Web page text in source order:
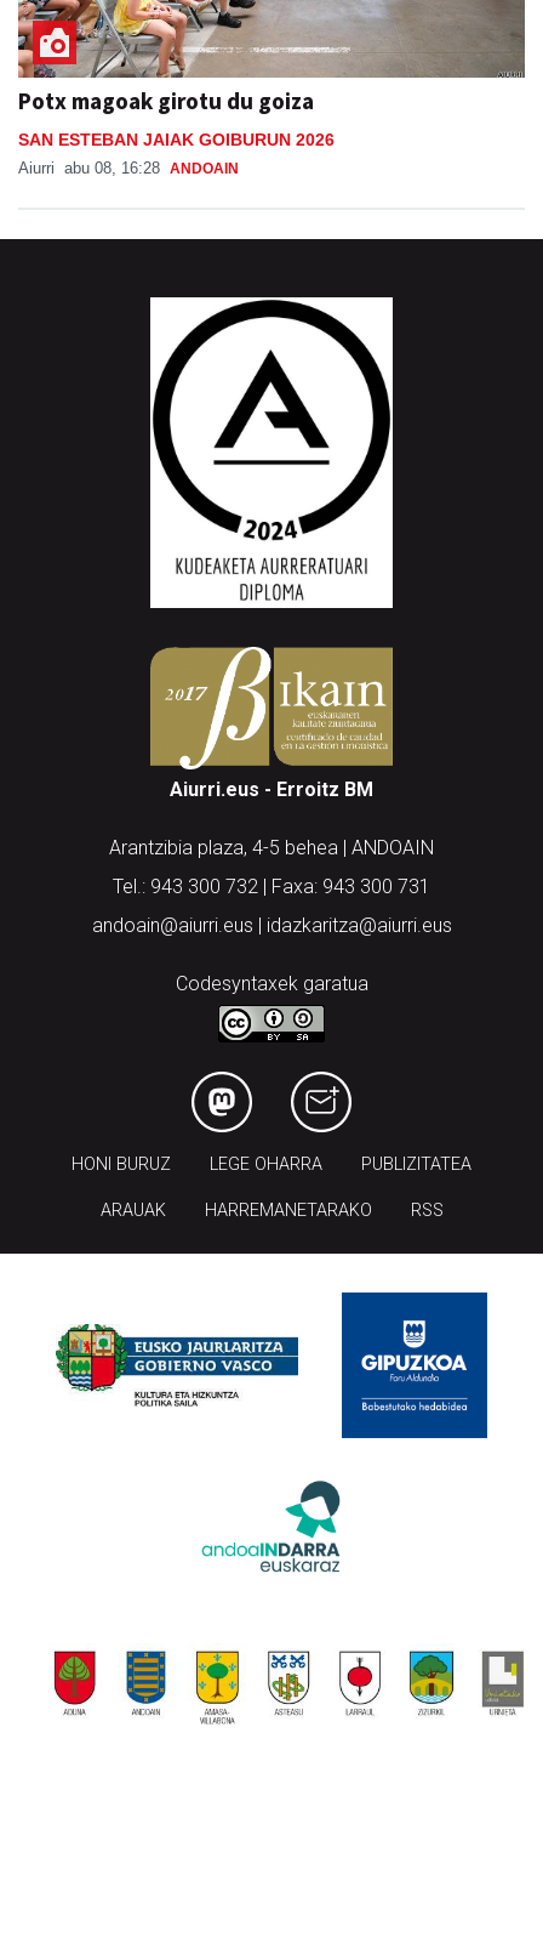
Potx magoak girotu du goiza
SAN ESTEBAN JAIAK GOIBURUN 2026
Aiurri abu 08, 16:28 ANDOAIN
Aiurri.eus - Erroitz BM
Arantzibia plaza, 4-5 behea | ANDOAIN
Tel.: 943 300 732 | Faxa: 943 300 731
andoain@aiurri.eus | idazkaritza@aiurri.eus
Codesyntaxek garatua
HONI BURUZ LEGE OHARRA PUBLIZITATEA
ARAUAK HARREMANETARAKO RSS